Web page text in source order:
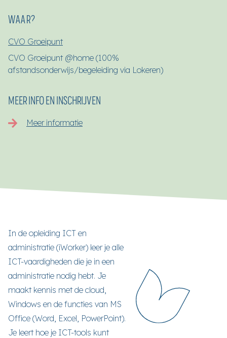
WAAR?
CVO Groeipunt
CVO Groeipunt @home (100%
afstandsonderwijs/begeleiding via Lokeren)
MEER INFO EN INSCHRIJVEN
Meer informatie
In de opleiding ICT en
administratie (iWorker) leer je alle
ICT-vaardigheden die je in een
administratie nodig hebt. Je
maakt kennis met de cloud,
Windows en de functies van MS
Office (Word, Excel, PowerPoint).
Je leert hoe je ICT-tools kunt